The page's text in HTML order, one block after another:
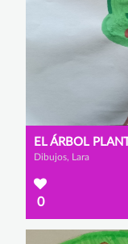
EL ÁRBOL
Dibujos, Lara
0